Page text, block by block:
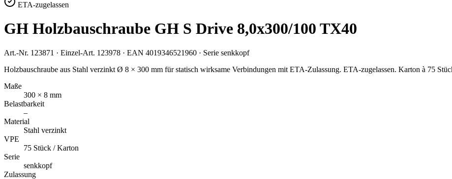
ETA-zugelassen
GH Holzbauschraube GH S Drive 8,0x300/100 TX40
Art.-Nr. 123871 · Einzel-Art. 123978 · EAN 4019346521960 · Serie senkkopf
Holzbauschraube aus Stahl verzinkt Ø 8 × 300 mm für statisch wirksame Verbindungen mit ETA-Zulassung. ETA-zugelassen. Karton à 75
Maße
300 × 8 mm
Belastbarkeit
–
Material
Stahl verzinkt
VPE
75 Stück / Karton
Serie
senkkopf
Zulassung